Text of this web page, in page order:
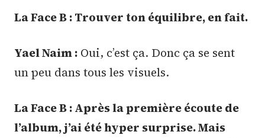
La Face B : Trouver ton équilibre, en fait.
Yael Naim : Oui, c’est ça. Donc ça se sent
un peu dans tous les visuels.
La Face B : Après la première écoute de
l’album, j’ai été hyper surprise. Mais